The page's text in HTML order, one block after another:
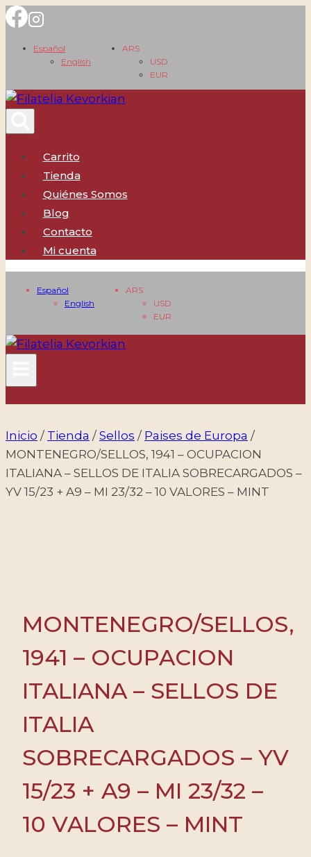
Saltar
contenido
Español
English
ARS
USD
EUR
Carrito
Tienda
Quiénes Somos
Blog
Contacto
Mi cuenta
Español
English
ARS
USD
EUR
Inicio / Tienda / Sellos / Paises de Europa /
MONTENEGRO/SELLOS, 1941 – OCUPACION
ITALIANA – SELLOS DE ITALIA SOBRECARGADOS –
YV 15/23 + A9 – MI 23/32 – 10 VALORES – MINT
MONTENEGRO/SELLOS,
1941 – OCUPACION
ITALIANA – SELLOS DE
ITALIA
SOBRECARGADOS – YV
15/23 + A9 – MI 23/32 –
10 VALORES – MINT